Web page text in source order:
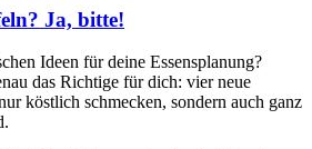
Ja, bitte!
Ideen für deine Essensplanung?
das Richtige für dich: vier neue
köstlich schmecken, sondern auch ganz